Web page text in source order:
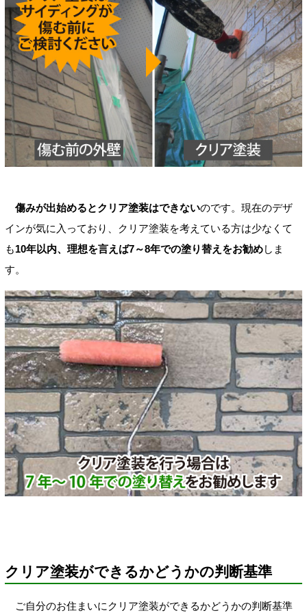
傷みが出始めるとクリア塗装はできないのです。現在のデザ
インが気に入っており、クリア塗装を考えている方は少なくて
も10年以内、理想を言えば7～8年での塗り替えをお勧めしま
す。
クリア塗装ができるかどうかの判断基準
ご自分のお住まいにクリア塗装ができるかどうかの判断基準